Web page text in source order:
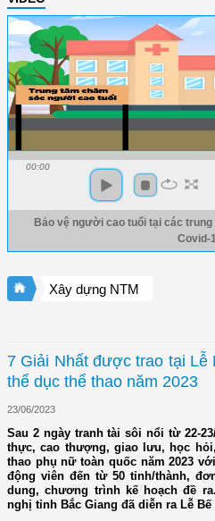
00:00
Bảo vệ người cao tuổi tại các
Covid-
Xây dựng NTM
7 Giải Nhất được trao tại Lễ
thể dục thể thao năm 2023
23/06/2023
Sau 2 ngày tranh tài sôi nổi từ 22-
thực, cao thượng, giao lưu, học
thao phụ nữ toàn quốc năm 2023
động viên đến từ 50 tỉnh/thành,
dung, chương trình kế hoạch đề
nghị tỉnh Bắc Giang đã diễn ra Lễ